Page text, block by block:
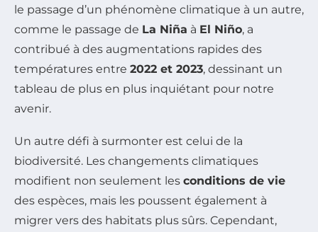
le passage d’un phénomène climatique à un autre,
comme le passage de La Niña à El Niño, a
contribué à des augmentations rapides des
températures entre 2022 et 2023, dessinant un
tableau de plus en plus inquiétant pour notre
avenir.
Un autre défi à surmonter est celui de la
biodiversité. Les changements climatiques
modifient non seulement les conditions de vie
des espèces, mais les poussent également à
migrer vers des habitats plus sûrs. Cependant,